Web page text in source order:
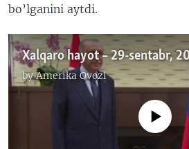
bo’lganini aytdi.
Xalqaro hayot – 29-sentabr,
byAmerika Ovozi
No media source